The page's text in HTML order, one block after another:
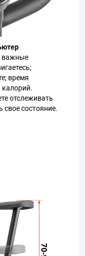
важные
время
калорий.
отслеживать
свое состояние.